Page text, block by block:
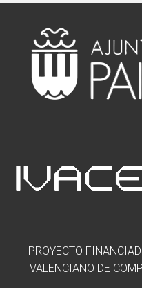
PROYECTO
VALENCIANO DE